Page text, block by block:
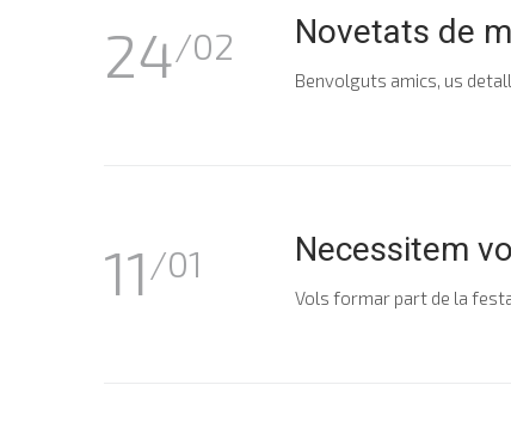
24/02 Novetats de
Benvolguts amics, us
11 /01 Necessitem
Vols formar part de la